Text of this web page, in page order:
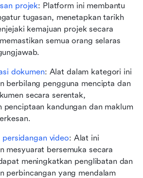
projek: Platform ini membantu
tugasan, menetapkan tarikh
kemajuan projek secara
semua orang selaras
dokumen: Alat dalam kategori ini
berbilang pengguna mencipta dan
secara serentak,
penciptaan kandungan dan maklum
persidangan video: Alat ini
mesyuarat bersemuka secara
meningkatkan penglibatan dan
perbincangan yang mendalam